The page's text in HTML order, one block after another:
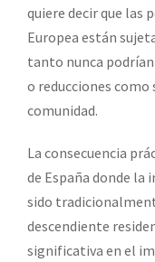
quiere decir que las
Europea están
tanto nunca
o reducciones como
comunidad.
La consecuencia
de España donde
sido
descendiente
significativa en el